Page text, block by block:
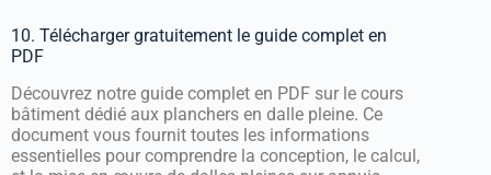
10. Télécharger gratuitement le guide complet en
PDF
Découvrez notre guide complet en PDF sur le cours
bâtiment dédié aux planchers en dalle pleine. Ce
document vous fournit toutes les informations
essentielles pour comprendre la conception, le calcul,